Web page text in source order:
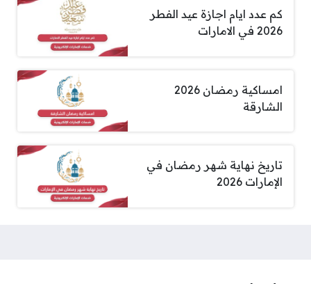
كم عدد ايام اجازة عيد الفطر
2026 في الامارات
امساكية رمضان 2026
الشارقة
تاريخ نهاية شهر رمضان في
الإمارات 2026